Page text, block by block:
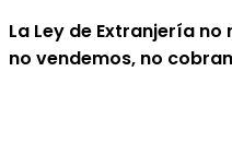
La Ley de Extranjería
no vendemos, no